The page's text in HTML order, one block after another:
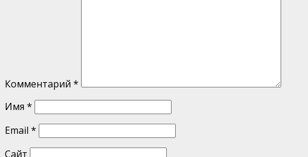
Комментарий *
Имя *
Email *
Сайт